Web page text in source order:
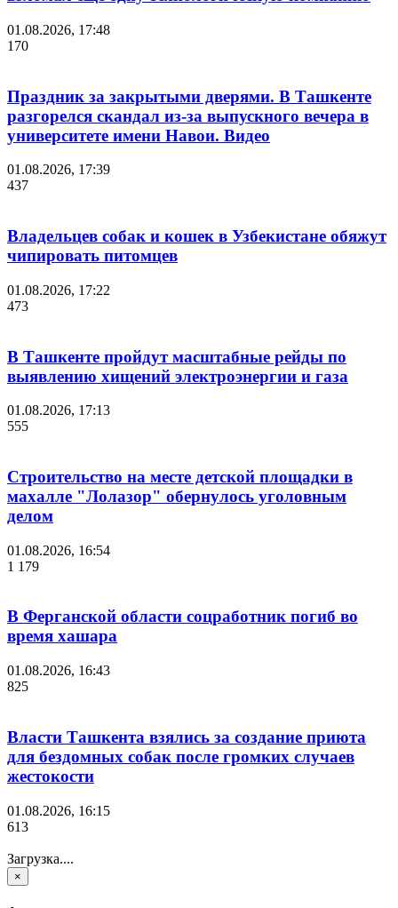
01.08.2026, 17:48
170
Праздник за закрытыми дверями. В Ташкенте
разгорелся скандал из-за выпускного вечера в
университете имени Навои. Видео
01.08.2026, 17:39
437
Владельцев собак и кошек в Узбекистане обяжут
чипировать питомцев
01.08.2026, 17:22
473
В Ташкенте пройдут масштабные рейды по
выявлению хищений электроэнергии и газа
01.08.2026, 17:13
555
Строительство на месте детской площадки в
махалле "Лолазор" обернулось уголовным
делом
01.08.2026, 16:54
1 179
В Ферганской области соцработник погиб во
время хашара
01.08.2026, 16:43
825
Власти Ташкента взялись за создание приюта
для бездомных собак после громких случаев
жестокости
01.08.2026, 16:15
613
Загрузка....
×